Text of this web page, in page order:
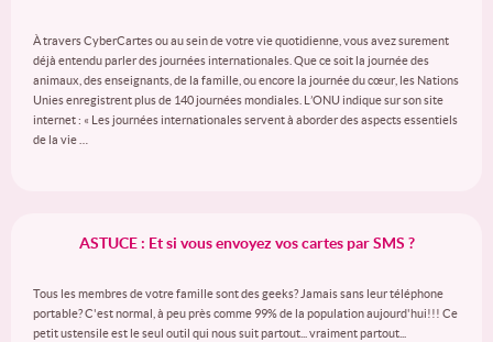
À travers CyberCartes ou au sein de votre vie quotidienne, vous avez surement
déjà entendu parler des journées internationales. Que ce soit la journée des
animaux, des enseignants, de la famille, ou encore la journée du cœur, les Nations
Unies enregistrent plus de 140 journées mondiales. L’ONU indique sur son site
internet : « Les journées internationales servent à aborder des aspects essentiels
de la vie …
ASTUCE : Et si vous envoyez vos cartes par SMS ?
Tous les membres de votre famille sont des geeks? Jamais sans leur téléphone
portable? C'est normal, à peu près comme 99% de la population aujourd'hui!!! Ce
petit ustensile est le seul outil qui nous suit partout... vraiment partout...